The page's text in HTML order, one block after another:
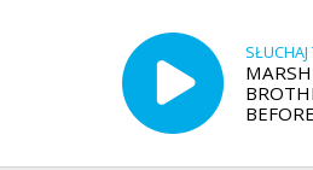
SŁUCHAJ